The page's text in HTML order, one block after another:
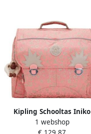
Kipling Schooltas Iniko
Sweet MetFloral
1 webshop